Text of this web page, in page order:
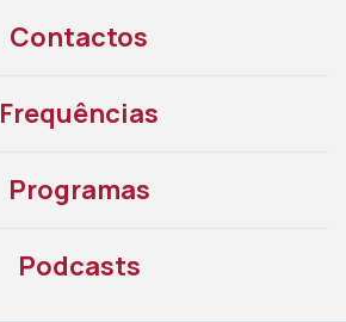
Contactos
Frequências
Programas
Podcasts